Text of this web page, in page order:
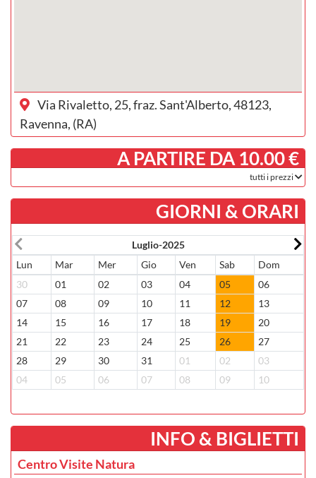
Via Rivaletto, 25, fraz. Sant'Alberto, 48123,
Ravenna, (RA)
­ A PARTIRE DA 10.00 €
tutti i prezzi
GIORNI & ORARI
Luglio-2025
Lun
Mar Mer Gio Ven Sab
Dom
30
01 02 03 04 05
06
07
08 09 10 11 12
13
14
15 16 17 18 19
20
21
22 23 24 25 26
27
28
29 30 31 01 02
03
04
05 06 07 08 09 10
­INFO & BIGLIETTI
Centro Visite Natura